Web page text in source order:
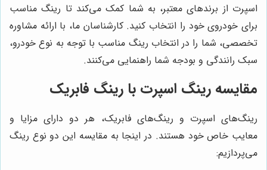
اسپرت از برندهای معتبر، به شما کمک می‌کند تا رینگ مناسب
برای خودروی خود را انتخاب کنید. کارشناسان ما، با ارائه مشاوره
تخصصی، شما را در انتخاب رینگ مناسب با توجه به نوع خودرو،
سبک رانندگی و بودجه شما راهنمایی می‌کنند.
مقایسه رینگ اسپرت با رینگ فابریک
رینگ‌های اسپرت و رینگ‌های فابریک، هر دو دارای مزایا و
معایب خاص خود هستند. در اینجا به مقایسه این دو نوع رینگ
می‌پردازیم: